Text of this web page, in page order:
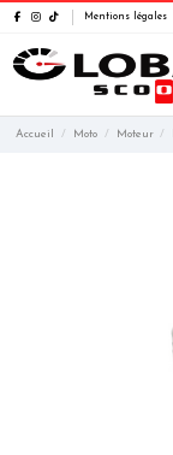
Mentions légales
Accueil Moto Moteur